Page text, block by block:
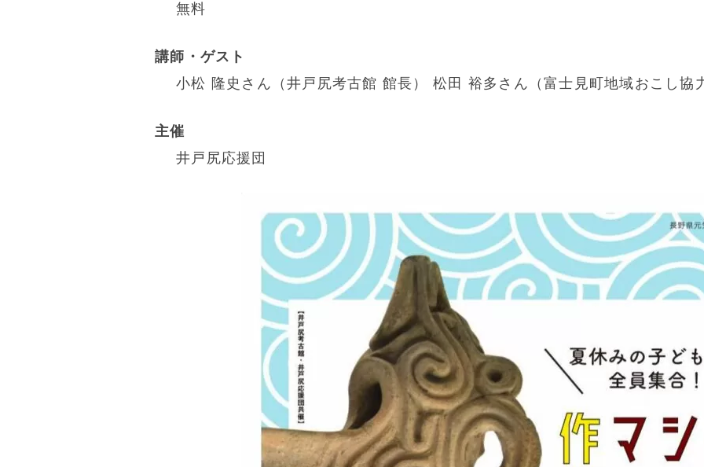
無料
講師・ゲスト
小松 隆史さん（井戸尻考古館 館長） 松田 裕多さん（富士見町地域おこし協
主催
井戸尻応援団